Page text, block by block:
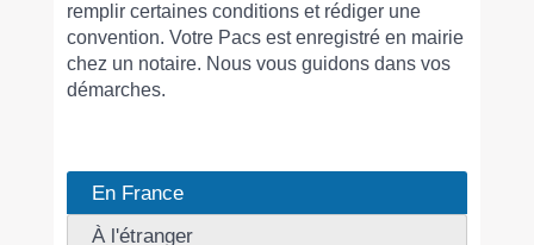
remplir certaines conditions et rédiger une
convention. Votre Pacs est enregistré en mairie ou
chez un notaire. Nous vous guidons dans vos
démarches.
En France
À l'étranger